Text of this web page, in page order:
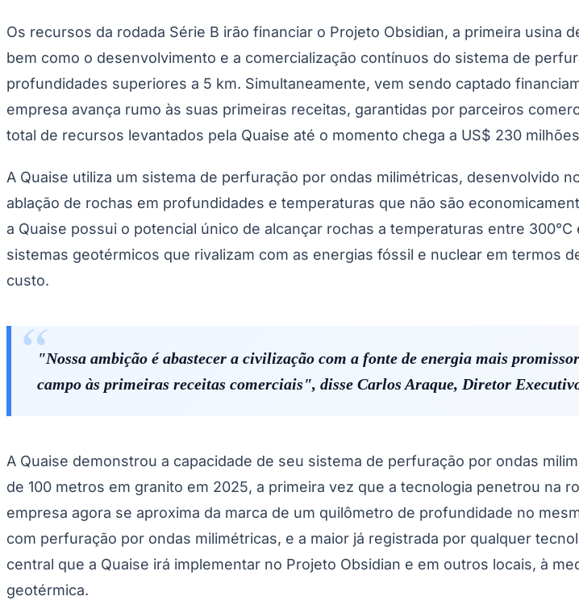
Anuncie no Portal
Anunciar VagasNovo
Publicidade Legal
NFL
Fórmula 1
UFC
MLB
Atletismo
NBB
Competições de Futebol
Brasileirão Série A
Copa do Brasil
Libertadores
Sul-Americana
Champions League
Os recursos da rodada Série B irão financiar o Projeto Obsidian, a primeira
bem como o desenvolvimento e a comercialização contínuos do sistema de
profundidades superiores a 5 km. Simultaneamente, vem sendo captado
empresa avança rumo às suas primeiras receitas, garantidas por parceiros
total de recursos levantados pela Quaise até o momento chega a US$ 230
A Quaise utiliza um sistema de perfuração por ondas milimétricas, desenvolvido
ablação de rochas em profundidades e temperaturas que não são
a Quaise possui o potencial único de alcançar rochas a temperaturas entre
sistemas geotérmicos que rivalizam com as energias fóssil e nuclear em termos
custo.
"Nossa ambição é abastecer a civilização com a fonte de energia mais
campo às primeiras receitas comerciais", disse Carlos Araque, Diretor
A Quaise demonstrou a capacidade de seu sistema de perfuração por ondas
de 100 metros em granito em 2025, a primeira vez que a tecnologia penetrou na
empresa agora se aproxima da marca de um quilômetro de profundidade no
com perfuração por ondas milimétricas, e a maior já registrada por qualquer
central que a Quaise irá implementar no Projeto Obsidian e em outros locais, à
geotérmica.